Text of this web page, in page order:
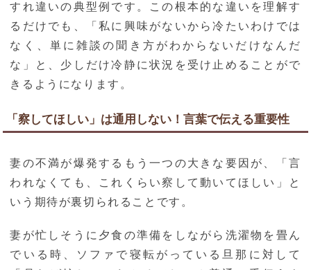
すれ違いの典型例です。この根本的な違いを理解す
るだけでも、「私に興味がないから冷たいわけでは
なく、単に雑談の聞き方がわからないだけなんだ
な」と、少しだけ冷静に状況を受け止めることがで
きるようになります。
「察してほしい」は通用しない！言葉で伝える重要性
妻の不満が爆発するもう一つの大きな要因が、「言
われなくても、これくらい察して動いてほしい」と
いう期待が裏切られることです。
妻が忙しそうに夕食の準備をしながら洗濯物を畳ん
でいる時、ソファで寝転がっている旦那に対して